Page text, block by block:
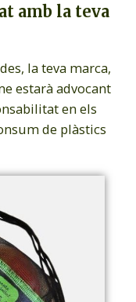
amb la teva
la teva marca,
estarà advocant
en els
de plàstics